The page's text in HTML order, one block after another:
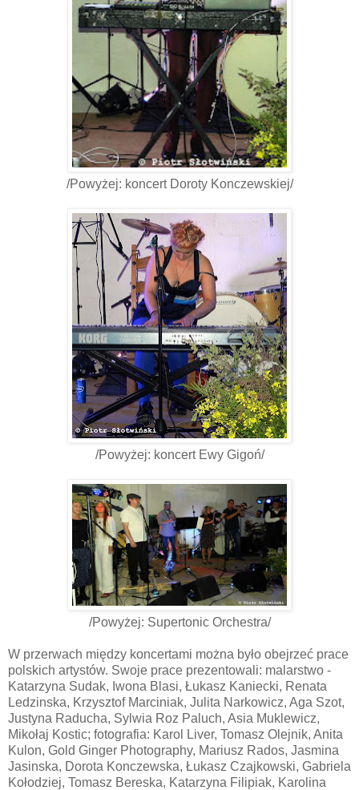
/Powyżej: koncert Doroty Konczewskiej/
/Powyżej: koncert Ewy Gigoń/
/Powyżej: Supertonic Orchestra/
W przerwach między koncertami można było obejrzeć prace
polskich artystów. Swoje prace prezentowali: malarstwo -
Katarzyna Sudak, Iwona Blasi, Łukasz Kaniecki, Renata
Ledzinska, Krzysztof Marciniak, Julita Narkowicz, Aga Szot,
Justyna Raducha, Sylwia Roz Paluch, Asia Muklewicz,
Mikołaj Kostic; fotografia: Karol Liver, Tomasz Olejnik, Anita
Kulon, Gold Ginger Photography, Mariusz Rados, Jasmina
Jasinska, Dorota Konczewska, Łukasz Czajkowski, Gabriela
Kołodziej, Tomasz Bereska, Katarzyna Filipiak, Karolina